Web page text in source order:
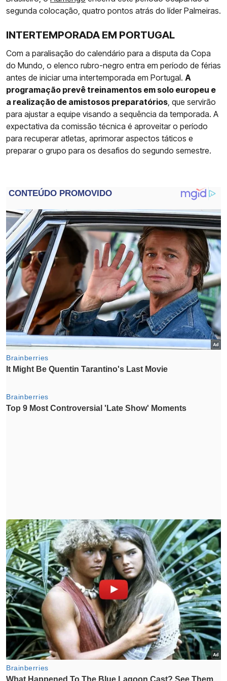
segunda colocação, quatro pontos atrás do líder Palmeiras.
INTERTEMPORADA EM PORTUGAL
Com a paralisação do calendário para a disputa da Copa
do Mundo, o elenco rubro-negro entra em período de férias
antes de iniciar uma intertemporada em Portugal. A
programação prevê treinamentos em solo europeu e
a realização de amistosos preparatórios , que servirão
para ajustar a equipe visando a sequência da temporada. A
expectativa da comissão técnica é aproveitar o período
para recuperar atletas, aprimorar aspectos táticos e
preparar o grupo para os desafios do segundo semestre.